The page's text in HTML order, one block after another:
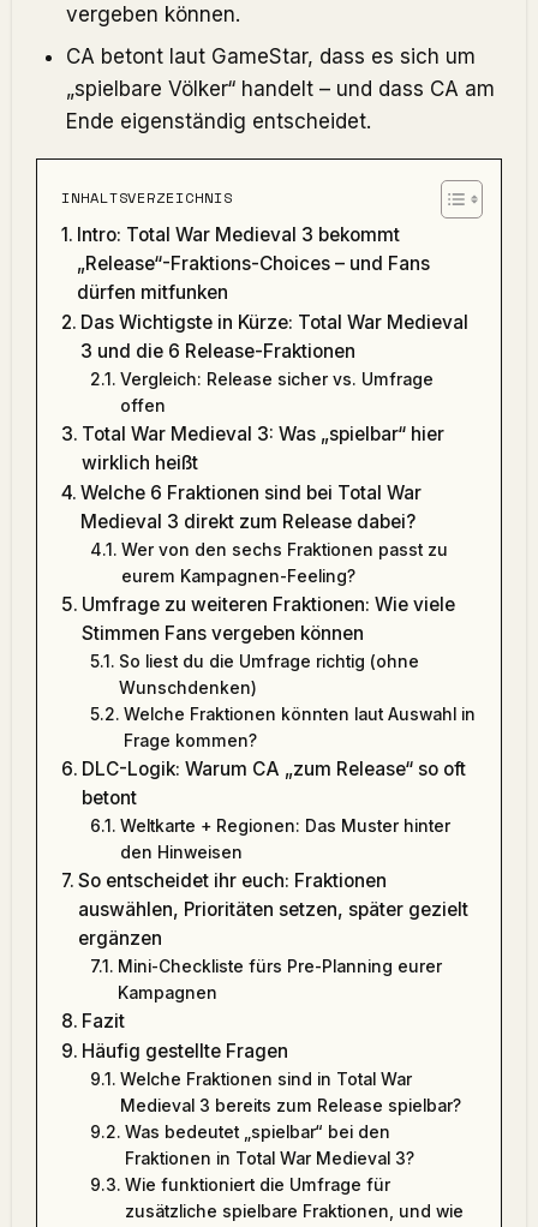
vergeben können.
CA betont laut GameStar, dass es sich um
„spielbare Völker“ handelt – und dass CA am
Ende eigenständig entscheidet.
INHALTSVERZEICHNIS
Intro: Total War Medieval 3 bekommt
„Release“-Fraktions-Choices – und Fans
dürfen mitfunken
Das Wichtigste in Kürze: Total War Medieval
3 und die 6 Release-Fraktionen
Vergleich: Release sicher vs. Umfrage
offen
Total War Medieval 3: Was „spielbar“ hier
wirklich heißt
Welche 6 Fraktionen sind bei Total War
Medieval 3 direkt zum Release dabei?
Wer von den sechs Fraktionen passt zu
eurem Kampagnen-Feeling?
Umfrage zu weiteren Fraktionen: Wie viele
Stimmen Fans vergeben können
So liest du die Umfrage richtig (ohne
Wunschdenken)
Welche Fraktionen könnten laut Auswahl in
Frage kommen?
DLC-Logik: Warum CA „zum Release“ so oft
betont
Weltkarte + Regionen: Das Muster hinter
den Hinweisen
So entscheidet ihr euch: Fraktionen
auswählen, Prioritäten setzen, später gezielt
ergänzen
Mini-Checkliste fürs Pre-Planning eurer
Kampagnen
Fazit
Häufig gestellte Fragen
Welche Fraktionen sind in Total War
Medieval 3 bereits zum Release spielbar?
Was bedeutet „spielbar“ bei den
Fraktionen in Total War Medieval 3?
Wie funktioniert die Umfrage für
zusätzliche spielbare Fraktionen, und wie